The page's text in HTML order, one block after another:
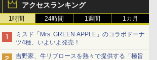
アクセスランキング
1時間 24時間 1週間 1カ月
ミスド「Mrs. GREEN APPLE」のコラボドーナ
ツ4種、いよいよ発売！
吉野家、牛リブロースを熱々で提供する「極旨